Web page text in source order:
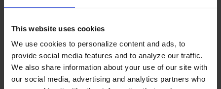
This website uses cookies
We use cookies to personalize content and ads, to
provide social media features and to analyze our traffic.
We also share information about your use of our site with
our social media, advertising and analytics partners who
ๆ เป็นประจำ
กำหนดการ
หัวข้อ
GenU ครบครัน 11 เครื่องมือ AI ยกระดับ